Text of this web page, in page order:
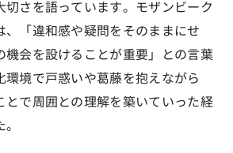
切さを語っています。モザンビーク
、「違和感や疑問をそのままにせ
機会を設けることが重要」との言葉
環境で戸惑いや葛藤を抱えながら
とで周囲との理解を築いていった経